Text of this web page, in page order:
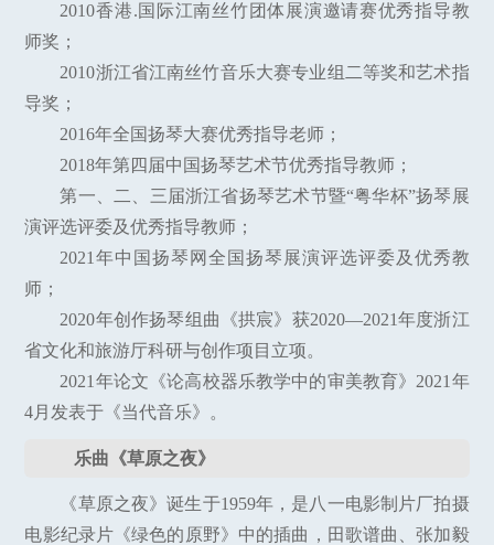
2010香港.国际江南丝竹团体展演邀请赛优秀指导教
师奖；
2010浙江省江南丝竹音乐大赛专业组二等奖和艺术指
导奖；
2016年全国扬琴大赛优秀指导老师；
2018年第四届中国扬琴艺术节优秀指导教师；
第一、二、三届浙江省扬琴艺术节暨“粤华杯”扬琴展
演评选评委及优秀指导教师；
2021年中国扬琴网全国扬琴展演评选评委及优秀教
师；
2020年创作扬琴组曲《拱宸》获2020—2021年度浙江
省文化和旅游厅科研与创作项目立项。
2021年论文《论高校器乐教学中的审美教育》2021年
4月发表于《当代音乐》。
乐曲《草原之夜》
《草原之夜》诞生于1959年，是八一电影制片厂拍摄
电影纪录片《绿色的原野》中的插曲，田歌谱曲、张加毅